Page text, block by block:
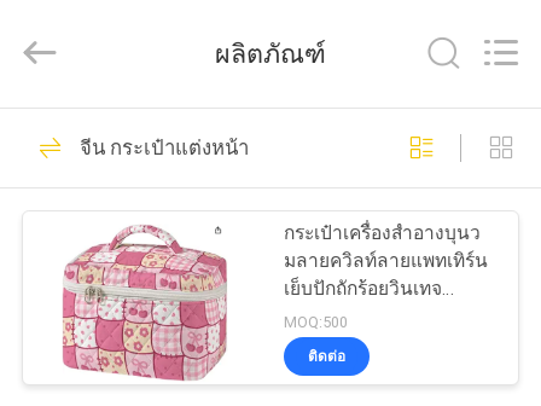
บ้าน
สินค้า
เกี่ยว
กับ
Limited.
กรณีฮาร์ด EVA
69
49
ผลิตภัณฑ์
จีน กระเป๋าแต่งหน้า
กระเป๋าเครื่องสำอางบุนว
มลายควิลท์ลายแพทเทิร์น
เย็บปักถักร้อยวินเทจ
กระเป๋าเดินทางเครื่อง
สำอางสำหรับผู้หญิง ลาย
แพทช์เวิร์ค สไตล์โทอิเลท
MOQ:500
ติดต่อ